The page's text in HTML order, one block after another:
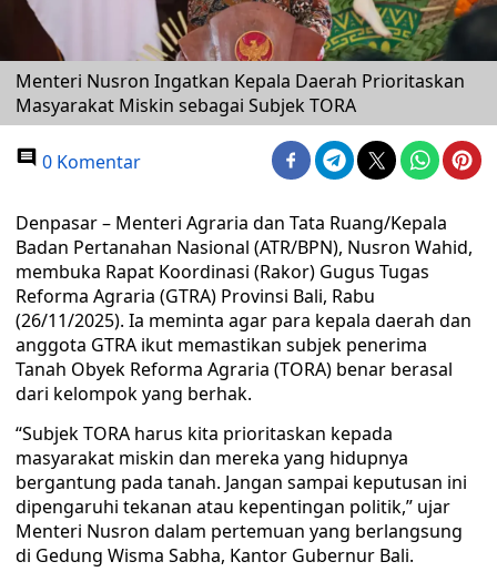
Menteri Nusron Ingatkan Kepala Daerah Prioritaskan
Masyarakat Miskin sebagai Subjek TORA
0 Komentar
Denpasar – Menteri Agraria dan Tata Ruang/Kepala
Badan Pertanahan Nasional (ATR/BPN), Nusron Wahid,
membuka Rapat Koordinasi (Rakor) Gugus Tugas
Reforma Agraria (GTRA) Provinsi Bali, Rabu
(26/11/2025). Ia meminta agar para kepala daerah dan
anggota GTRA ikut memastikan subjek penerima
Tanah Obyek Reforma Agraria (TORA) benar berasal
dari kelompok yang berhak.
“Subjek TORA harus kita prioritaskan kepada
masyarakat miskin dan mereka yang hidupnya
bergantung pada tanah. Jangan sampai keputusan ini
dipengaruhi tekanan atau kepentingan politik,” ujar
Menteri Nusron dalam pertemuan yang berlangsung
di Gedung Wisma Sabha, Kantor Gubernur Bali.